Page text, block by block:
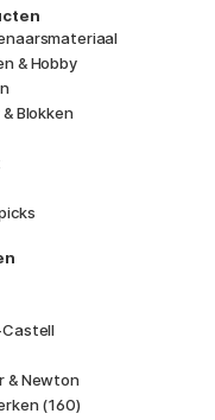
& Hobby
Blokken
& Newton
(160)